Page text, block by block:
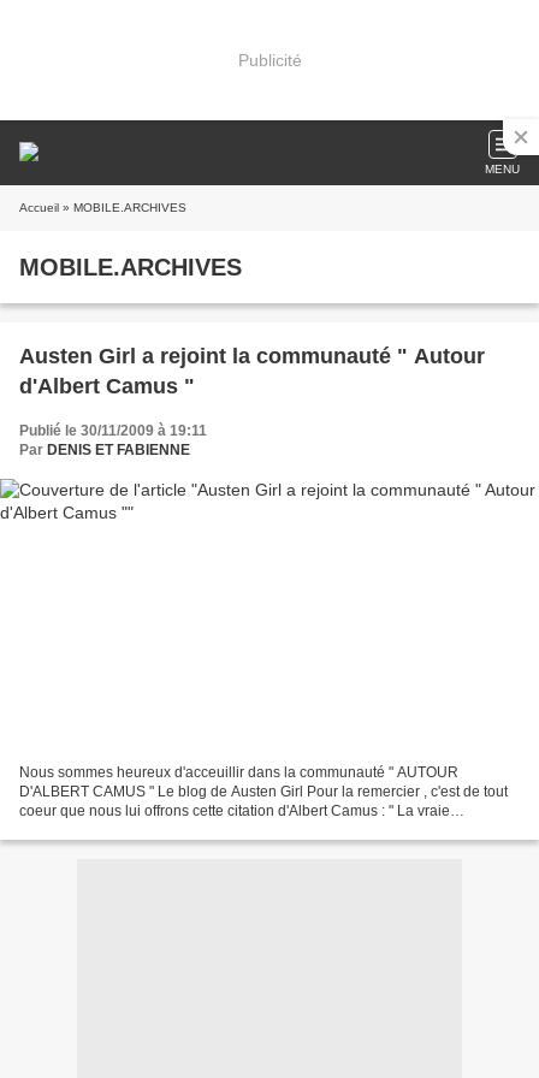
Publicité
MENU
Accueil » MOBILE.ARCHIVES
MOBILE.ARCHIVES
Austen Girl a rejoint la communauté " Autour
d'Albert Camus "
Publié le 30/11/2009 à 19:11
Par DENIS ET FABIENNE
Nous sommes heureux d'acceuillir dans la communauté " AUTOUR
D'ALBERT CAMUS " Le blog de Austen Girl Pour la remercier , c'est de tout
coeur que nous lui offrons cette citation d'Albert Camus : " La vraie